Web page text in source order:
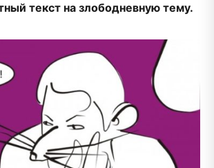
текст на злободневную тему.